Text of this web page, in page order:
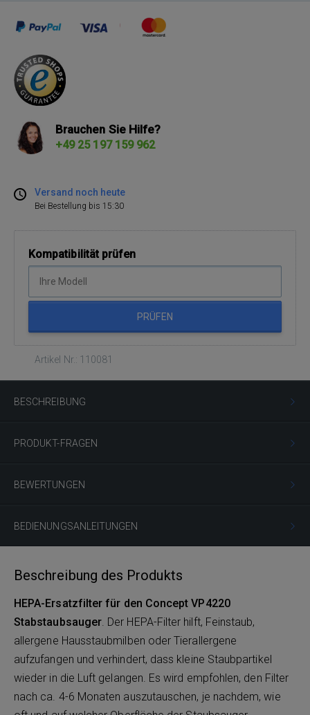
Brauchen Sie Hilfe?
+49 25 197 159 962
Versand noch heute
Bei Bestellung bis 15:30
Kompatibilität prüfen
PRÜFEN
Artikel Nr.: 110081
BESCHREIBUNG
PRODUKT-FRAGEN
BEWERTUNGEN
BEDIENUNGSANLEITUNGEN
Beschreibung des Produkts
HEPA-Ersatzfilter für den Concept VP4220
Stabstaubsauger . Der HEPA-Filter hilft, Feinstaub,
allergene Hausstaubmilben oder Tierallergene
aufzufangen und verhindert, dass kleine Staubpartikel
wieder in die Luft gelangen. Es wird empfohlen, den Filter
nach ca. 4-6 Monaten auszutauschen, je nachdem, wie